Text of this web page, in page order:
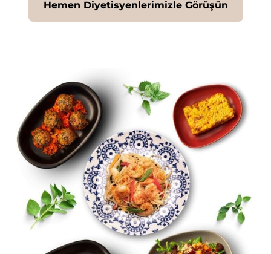
Hemen Diyetisyenlerimizle Görüşün